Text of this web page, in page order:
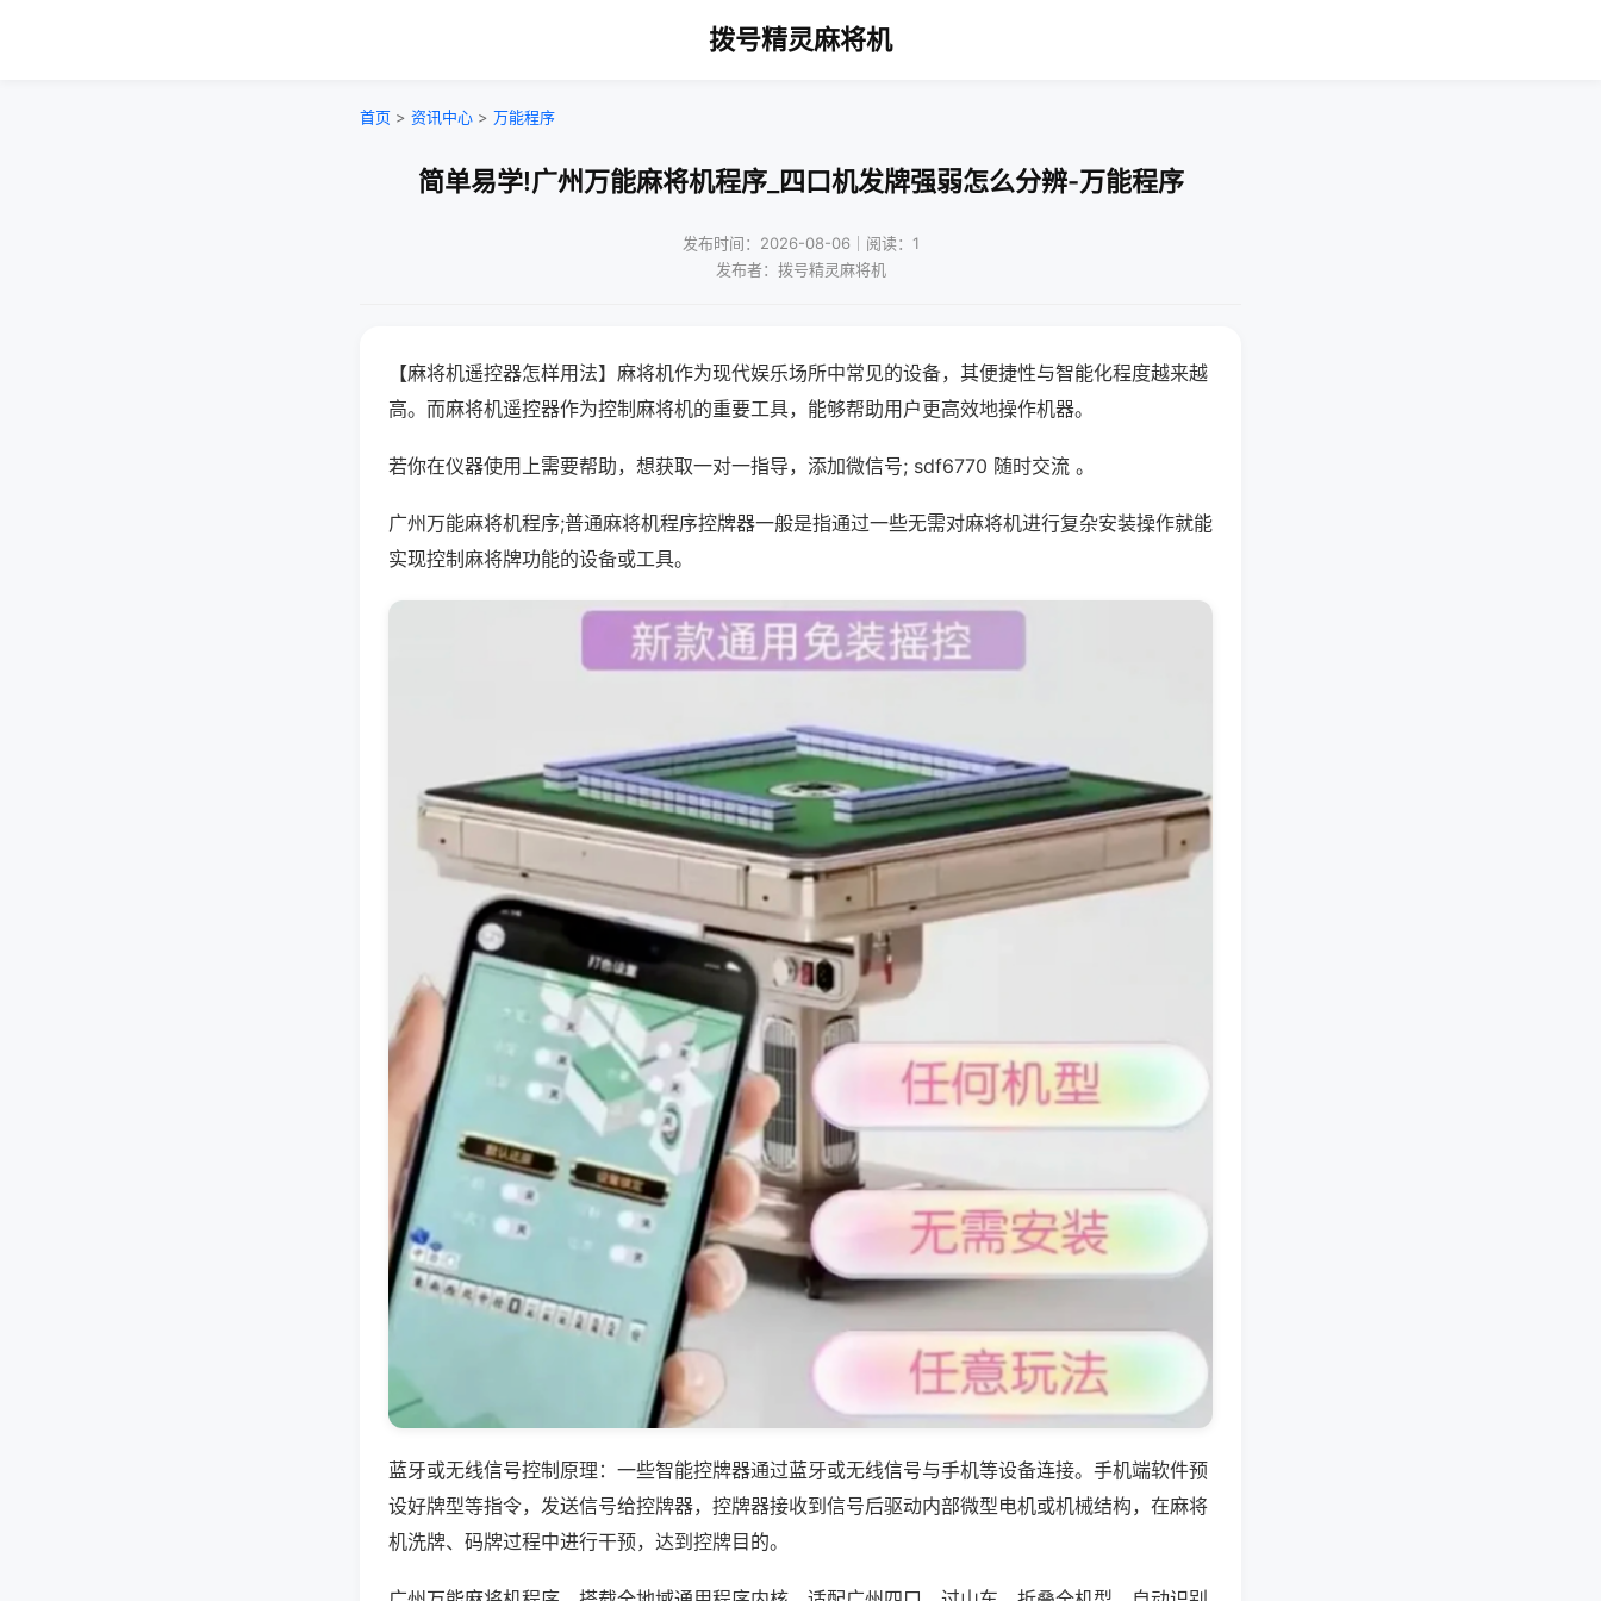
拨号精灵麻将机
首页 > 资讯中心 > 万能程序
简单易学!广州万能麻将机程序_四口机发牌强弱怎么分辨-万能程序
发布时间：2026-08-06｜阅读：1
发布者：拨号精灵麻将机
【麻将机遥控器怎样用法】麻将机作为现代娱乐场所中常见的设备，其便捷性与智能化程度越来越
高。而麻将机遥控器作为控制麻将机的重要工具，能够帮助用户更高效地操作机器。
若你在仪器使用上需要帮助，想获取一对一指导，添加微信号; sdf6770 随时交流 。
广州万能麻将机程序;普通麻将机程序控牌器一般是指通过一些无需对麻将机进行复杂安装操作就能
实现控制麻将牌功能的设备或工具。
蓝牙或无线信号控制原理：一些智能控牌器通过蓝牙或无线信号与手机等设备连接。手机端软件预
设好牌型等指令，发送信号给控牌器，控牌器接收到信号后驱动内部微型电机或机械结构，在麻将
机洗牌、码牌过程中进行干预，达到控牌目的。